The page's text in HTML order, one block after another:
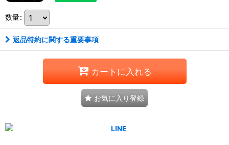
数量:
返品特約に関する重要事項
カートに入れる
お気に入り登録